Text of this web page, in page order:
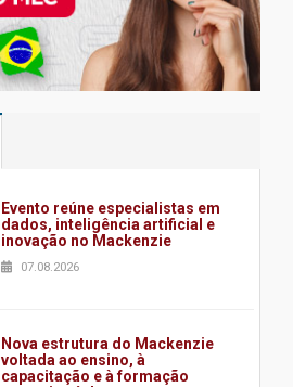
Evento reúne especialistas em
dados, inteligência artificial e
inovação no Mackenzie
07.08.2026
Nova estrutura do Mackenzie
voltada ao ensino, à
capacitação e à formação